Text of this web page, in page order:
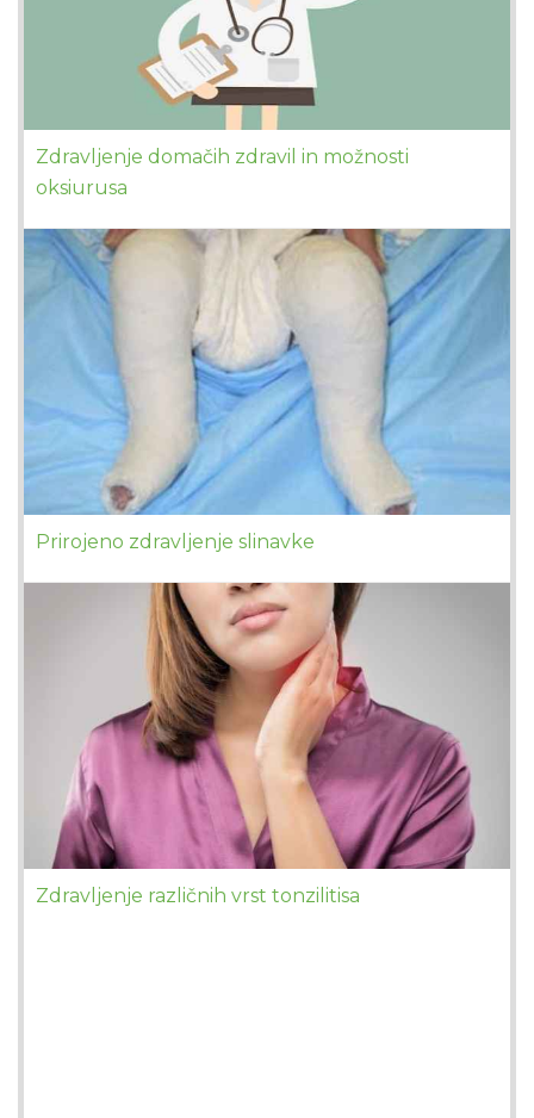
Zdravljenje domačih zdravil in možnosti
oksiurusa
Prirojeno zdravljenje slinavke
Zdravljenje različnih vrst tonzilitisa